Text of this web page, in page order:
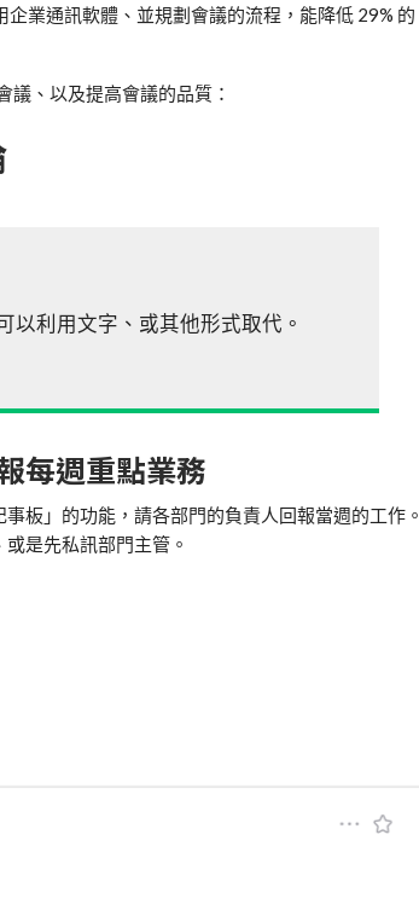
業通訊軟體、並規劃會議的流程，能降低 29% 的
議、以及提高會議的品質：
以利用文字、或其他形式取代。
每週重點業務
板」的功能，請各部門的負責人回報當週的工作。
是先私訊部門主管。